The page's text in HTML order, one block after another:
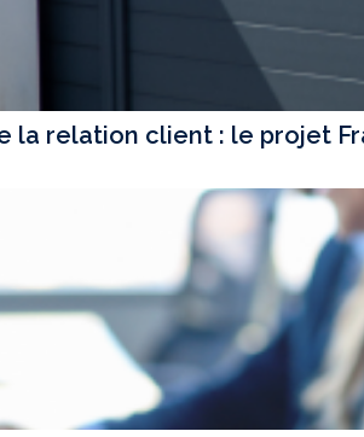
la relation client : le projet